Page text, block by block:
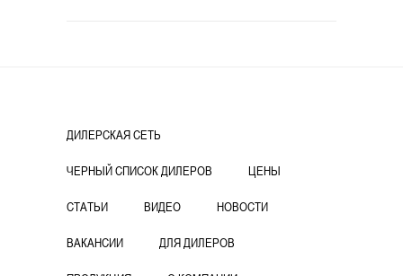
ДИЛЕРСКАЯ СЕТЬ
ЧЕРНЫЙ СПИСОК ДИЛЕРОВ ЦЕНЫ
СТАТЬИ ВИДЕО НОВОСТИ
ВАКАНСИИ ДЛЯ ДИЛЕРОВ